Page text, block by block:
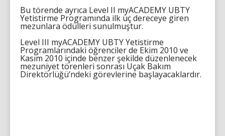
Bu törende ayrıca Level II myACADEMY UBTY
Yetistirme Programında ilk üç dereceye giren
mezunlara ödülleri sunulmuştur.
Level III myACADEMY UBTY Yetistirme
Programlarındaki öğrenciler de Ekim 2010 ve
Kasım 2010 içinde benzer şekilde düzenlenecek
mezuniyet törenleri sonrası Uçak Bakım
Direktörlüğü’ndeki görevlerine başlayacaklardır.